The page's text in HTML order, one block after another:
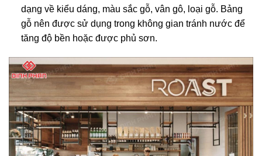
dạng về kiểu dáng, màu sắc gỗ, vân gô, loại gỗ. Bảng
gỗ nên được sử dụng trong không gian tránh nước để
tăng độ bền hoặc được phủ sơn.